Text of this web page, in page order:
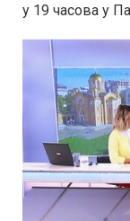
у 19 часова у